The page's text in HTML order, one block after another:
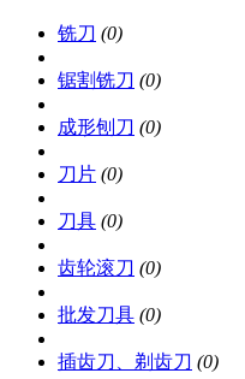
铣刀 (0)
锯割铣刀 (0)
成形刨刀 (0)
刀片 (0)
刀具 (0)
齿轮滚刀 (0)
批发刀具 (0)
插齿刀、剃齿刀 (0)